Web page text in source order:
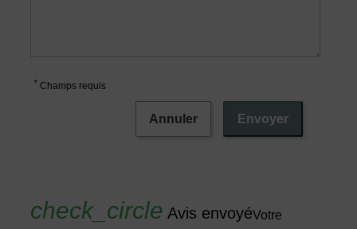
* Champs requis
Annuler Envoyer
Avis envoyéVotre